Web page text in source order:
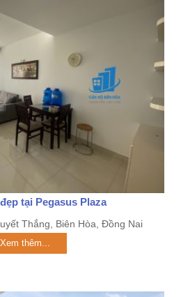
tại Pegasus Plaza
Thắng, Biên Hòa, Đồng Nai
Xem thêm...